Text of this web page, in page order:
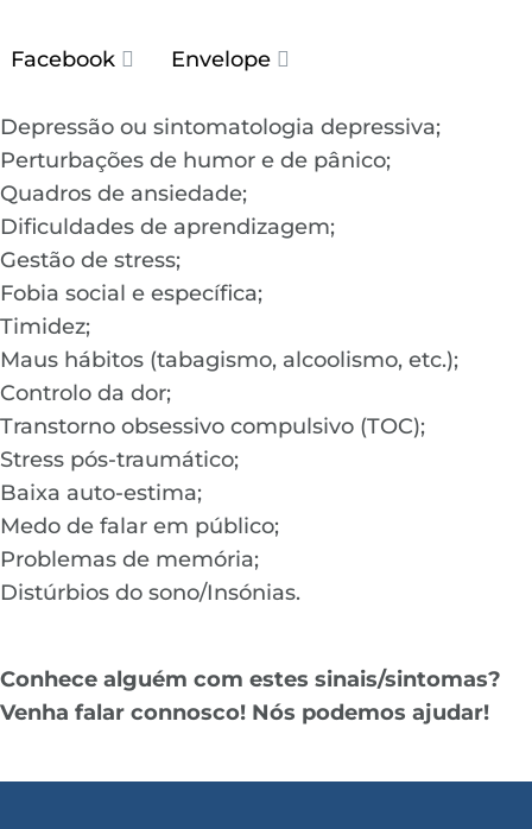
Facebook Envelope
Depressão ou sintomatologia depressiva;
Perturbações de humor e de pânico;
Quadros de ansiedade;
Dificuldades de aprendizagem;
Gestão de stress;
Fobia social e específica;
Timidez;
Maus hábitos (tabagismo, alcoolismo, etc.);
Controlo da dor;
Transtorno obsessivo compulsivo (TOC);
Stress pós-traumático;
Baixa auto-estima;
Medo de falar em público;
Problemas de memória;
Distúrbios do sono/Insónias.
Conhece alguém com estes sinais/sintomas?
Venha falar connosco! Nós podemos ajudar!